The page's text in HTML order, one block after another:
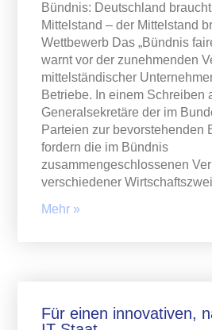
Bündnis: Deutschland
Mittelstand – der Mittelstand
Wettbewerb Das „Bündnis
warnt vor der zunehmenden
mittelständischer
Betriebe. In einem Schreiben
Generalsekretäre der im
Parteien zur bevorstehenden
fordern die im Bündnis
zusammengeschlossenen
verschiedener
Mehr »
Für einen innovativen,